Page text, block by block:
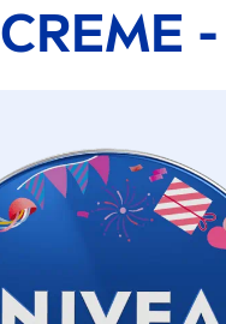
CREME